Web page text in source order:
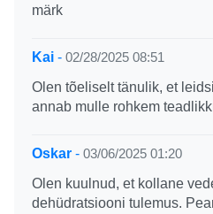
märk
Kai - 02/28/2025 08:51
Olen tõeliselt tänulik, et
annab mulle rohkem
Oskar - 03/06/2025 01:20
Olen kuulnud, et kollane
dehüdratsiooni tulemus.